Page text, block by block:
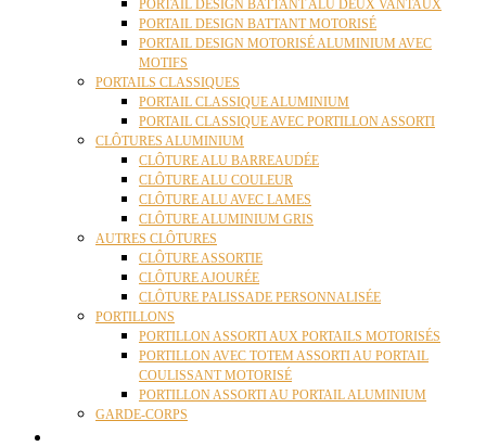
PORTAIL DESIGN BATTANT ALU DEUX VANTAUX
PORTAIL DESIGN BATTANT MOTORISÉ
PORTAIL DESIGN MOTORISÉ ALUMINIUM AVEC
MOTIFS
PORTAILS CLASSIQUES
PORTAIL CLASSIQUE ALUMINIUM
PORTAIL CLASSIQUE AVEC PORTILLON ASSORTI
CLÔTURES ALUMINIUM
CLÔTURE ALU BARREAUDÉE
CLÔTURE ALU COULEUR
CLÔTURE ALU AVEC LAMES
CLÔTURE ALUMINIUM GRIS
AUTRES CLÔTURES
CLÔTURE ASSORTIE
CLÔTURE AJOURÉE
CLÔTURE PALISSADE PERSONNALISÉE
PORTILLONS
PORTILLON ASSORTI AUX PORTAILS MOTORISÉS
PORTILLON AVEC TOTEM ASSORTI AU PORTAIL
COULISSANT MOTORISÉ
PORTILLON ASSORTI AU PORTAIL ALUMINIUM
GARDE-CORPS